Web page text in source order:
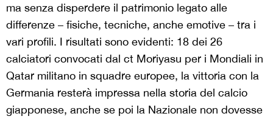
ma senza disperdere il patrimonio legato alle
differenze – fisiche, tecniche, anche emotive – tra i
vari profili. I risultati sono evidenti: 18 dei 26
calciatori convocati dal ct Moriyasu per i Mondiali in
Qatar militano in squadre europee, la vittoria con la
Germania resterà impressa nella storia del calcio
giapponese, anche se poi la Nazionale non dovesse